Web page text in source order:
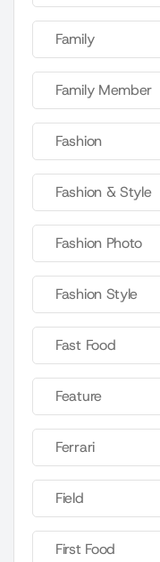
Family
Family Member
Fashion
Fashion & Style
Fashion Photo
Fashion Style
Fast Food
Feature
Ferrari
Field
First Food